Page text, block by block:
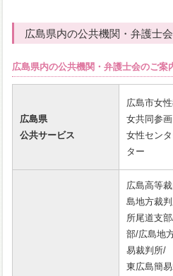
広島県内の公共機関・弁護士
広島県内の公共機関・弁護士会のご案
広島県
公共サービス
広島市女
女共同参
女性セン
ター
広島高等
島地方裁
所尾道支
部/広島地
易裁判所/
東広島簡